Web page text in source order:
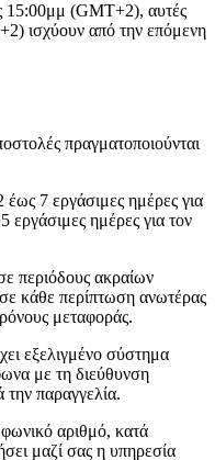
15:00μμ (GMT+2), αυτές
ισχύουν από την επόμενη
πραγματοποιούνται
7 εργάσιμες ημέρες για
εργάσιμες ημέρες για τον
περιόδους ακραίων
κάθε περίπτωση ανωτέρας
μεταφοράς.
εξελιγμένο σύστημα
με τη διεύθυνση
παραγγελία.
αριθμό, κατά
μαζί σας η υπηρεσία